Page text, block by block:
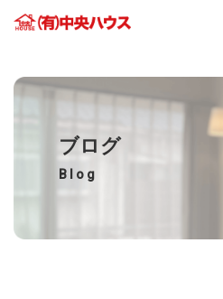
ブログ
Blog